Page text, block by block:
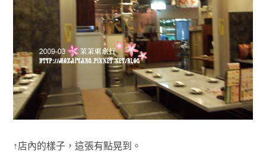
↑店內的樣子，這張有點晃到。